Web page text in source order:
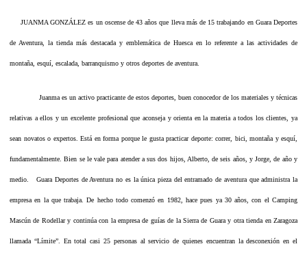
JUANMA GONZÁLEZ es un oscense de 43 años que lleva más de 15 trabajando en Guara Deportes
de Aventura, la tienda más destacada y emblemática de Huesca en lo referente a las actividades de
montaña, esquí, escalada, barranquismo y otros deportes de aventura.
Juanma es un activo practicante de estos deportes, buen conocedor de los materiales y técnicas
relativas a ellos y un excelente profesional que aconseja y orienta en la materia a todos los clientes, ya
sean novatos o expertos. Está en forma porque le gusta practicar deporte: correr, bici, montaña y esquí,
fundamentalmente. Bien se le vale para atender a sus dos hijos, Alberto, de seis años, y Jorge, de año y
medio. Guara Deportes de Aventura no es la única pieza del entramado de aventura que administra la
empresa en la que trabaja. De hecho todo comenzó en 1982, hace pues ya 30 años, con el Camping
Mascún de Rodellar y continúa con la empresa de guías de la Sierra de Guara y otra tienda en Zaragoza
llamada “Límite”. En total casi 25 personas al servicio de quienes encuentran la desconexión en el